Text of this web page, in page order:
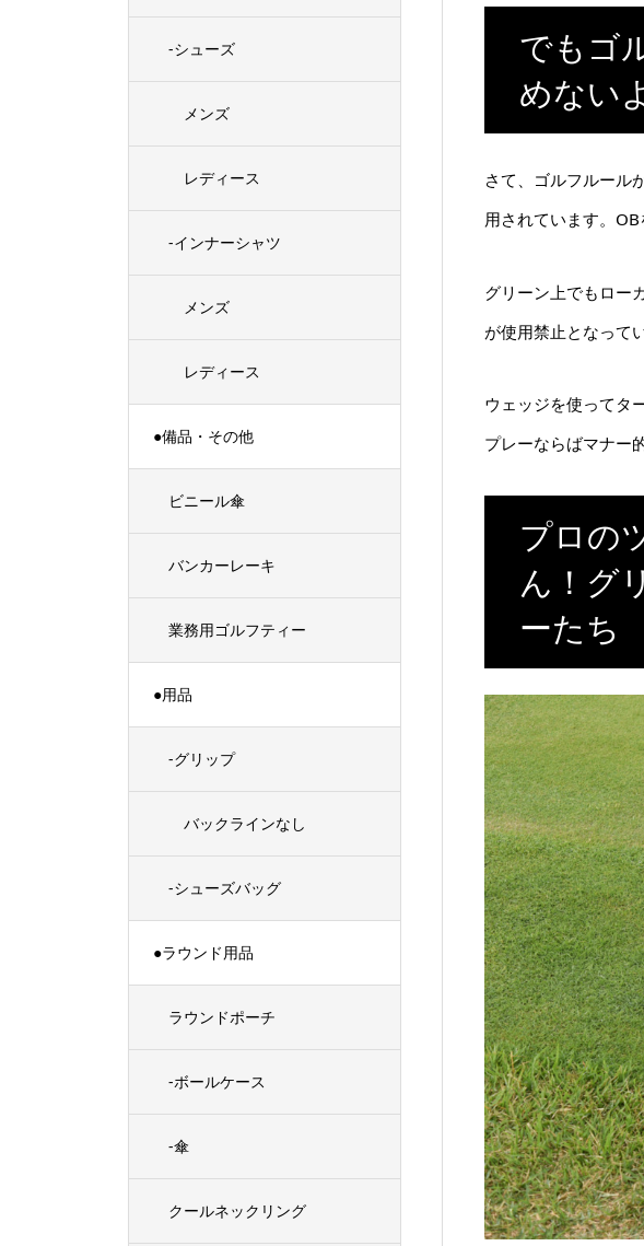
でもゴ
めない
さて、ゴルフルール
用されています。
グリーン上でもロー
が使用禁止となって
ウェッジを使ってタ
プレーならばマナー
プロの
ん！グ
ーたち
-シューズ
メンズ
レディース
-インナーシャツ
メンズ
レディース
●備品・その他
ビニール傘
バンカーレーキ
業務用ゴルフティー
●用品
-グリップ
バックラインなし
-シューズバッグ
●ラウンド用品
ラウンドポーチ
-ボールケース
-傘
クールネックリング